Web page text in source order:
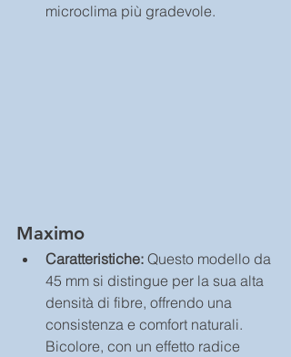
microclima più gradevole.
Maximo
Caratteristiche: Questo modello da
45 mm si distingue per la sua alta
densità di fibre, offrendo una
consistenza e comfort naturali.
Bicolore, con un effetto radice